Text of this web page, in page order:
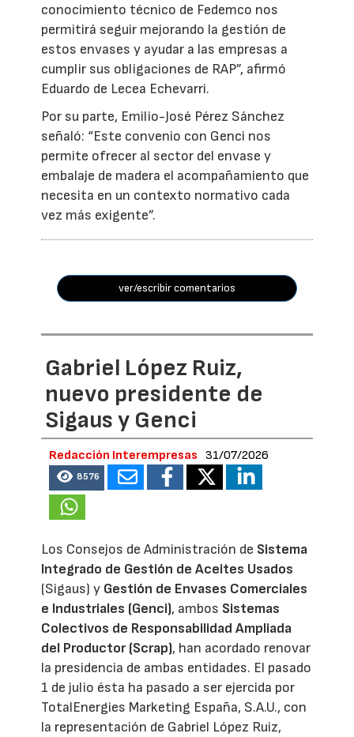
conocimiento técnico de Fedemco nos
permitirá seguir mejorando la gestión de
estos envases y ayudar a las empresas a
cumplir sus obligaciones de RAP”, afirmó
Eduardo de Lecea Echevarri.
Por su parte, Emilio-José Pérez Sánchez
señaló: “Este convenio con Genci nos
permite ofrecer al sector del envase y
embalaje de madera el acompañamiento que
necesita en un contexto normativo cada
vez más exigente”.
ver/escribir comentarios
Gabriel López Ruiz,
nuevo presidente de
Sigaus y Genci
Redacción Interempresas 31/07/2026
8576
Los Consejos de Administración de Sistema
Integrado de Gestión de Aceites Usados
(Sigaus) y Gestión de Envases Comerciales
e Industriales (Genci), ambos Sistemas
Colectivos de Responsabilidad Ampliada
del Productor (Scrap), han acordado renovar
la presidencia de ambas entidades. El pasado
1 de julio ésta ha pasado a ser ejercida por
TotalEnergies Marketing España, S.A.U., con
la representación de Gabriel López Ruiz,